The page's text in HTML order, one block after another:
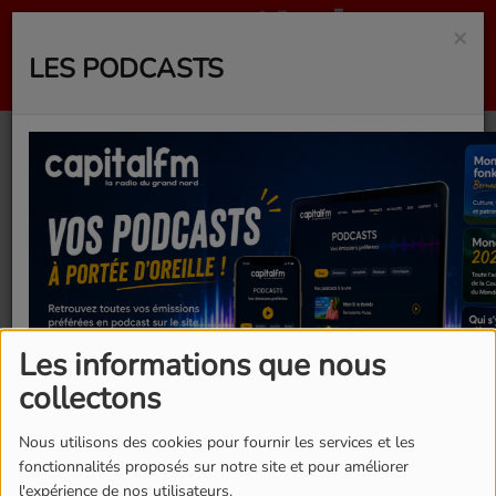
Les informations que nous
collectons
Nous utilisons des cookies pour fournir les services et les
fonctionnalités proposés sur notre site et pour améliorer
l'expérience de nos utilisateurs.
Emission du vendredi
27 mars 2026
×
LES PODCASTS